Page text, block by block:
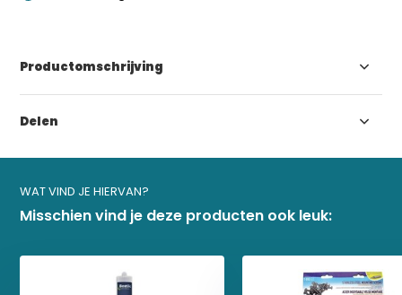
Productomschrijving
Delen
WAT VIND JE HIERVAN?
Misschien vind je deze producten ook leuk: